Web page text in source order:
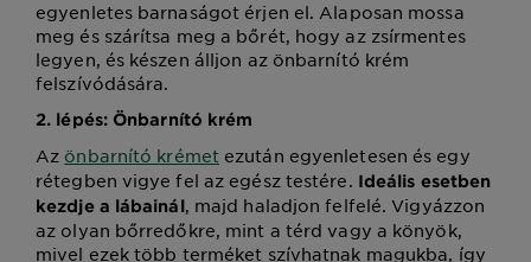
egyenletes barnaságot érjen el. Alaposan mossa
meg és szárítsa meg a bőrét, hogy az zsírmentes
legyen, és készen álljon az önbarnító krém
felszívódására.
2. lépés: Önbarnító krém
Az önbarnító krémetezután egyenletesen és egy
rétegben vigye fel az egész testére. Ideális esetben
kezdje a lábainál, majd haladjon felfelé. Vigyázzon
az olyan bőrredőkre, mint a térd vagy a könyök,
mivel ezek több terméket szívhatnak magukba, így